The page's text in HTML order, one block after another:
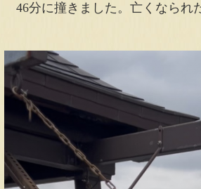
46分に撞きました。亡くなられ